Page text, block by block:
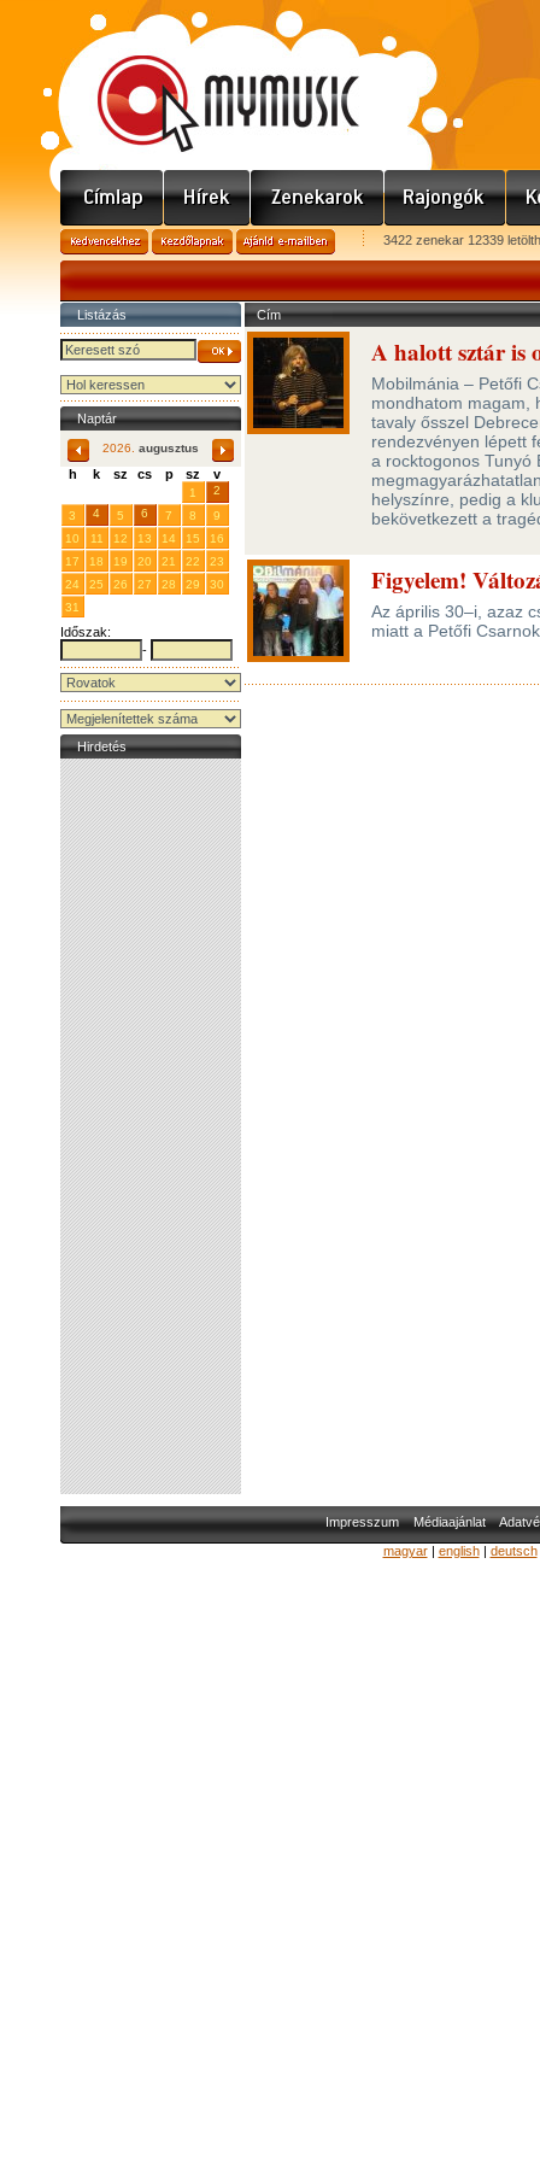
3422 zenekar 12339
Listázás
Naptár
2026. augusztus
h k sz cs p sz v
1
2
3
4 5 6 7 8
9
10
11 12 13 14 15
16
17
18 19 20 21 22
23
24
25 26 27 28 29
30
31
Időszak:
-
Hirdetés
Cím
A halott sztár is
Mobilmánia – Petőfi
mondhatom magam,
tavaly ősszel
rendezvényen lépett
a rocktogonos Tunyó
helyszínre, pedig a
bekövetkezett a
Figyelem!
Az április 30–i, azaz
miatt a Petőfi
Impresszum Médiaajánlat
magyar| english| deutsch